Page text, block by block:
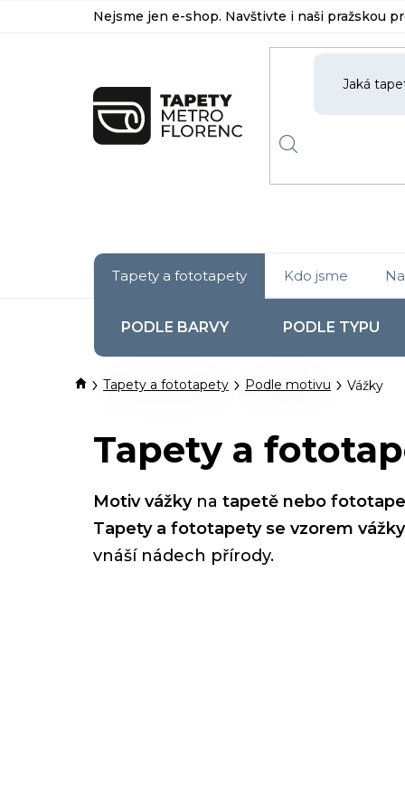
na
Nejsme jen e-shop. Navštivte i naši pražskou
Tapety a fototapety
PODLE BARVY PODLE TYPU
Kdo jsme
DomůTapety a fototapety Podle motivu Vážky
Tapety a
Motiv vážkyna tapetě nebo
Tapety a fototapety se vzorem vážky
vnáší nádech přírody.